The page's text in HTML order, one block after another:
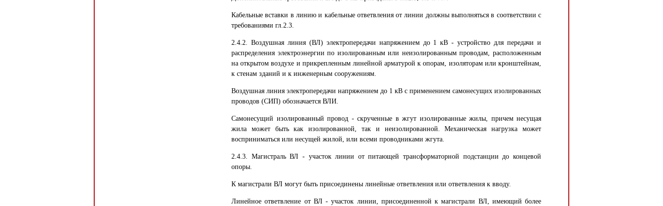
Кабельные вставки в линию и кабельные ответвления от линии должны выполняться в соответствии с
требованиями гл.2.3.
2.4.2. Воздушная линия (ВЛ) электропередачи напряжением до 1 кВ - устройство для передачи и
распределения электроэнергии по изолированным или неизолированным проводам, расположенным
на открытом воздухе и прикрепленным линейной арматурой к опорам, изоляторам или кронштейнам,
к стенам зданий и к инженерным сооружениям.
Воздушная линия электропередачи напряжением до 1 кВ с применением самонесущих изолированных
проводов (СИП) обозначается ВЛИ.
Самонесущий изолированный провод - скрученные в жгут изолированные жилы, причем несущая
жила может быть как изолированной, так и неизолированной. Механическая нагрузка может
восприниматься или несущей жилой, или всеми проводниками жгута.
2.4.3. Магистраль ВЛ - участок линии от питающей трансформаторной подстанции до концевой
опоры.
К магистрали ВЛ могут быть присоединены линейные ответвления или ответвления к вводу.
Линейное ответвление от ВЛ - участок линии, присоединенной к магистрали ВЛ, имеющий более